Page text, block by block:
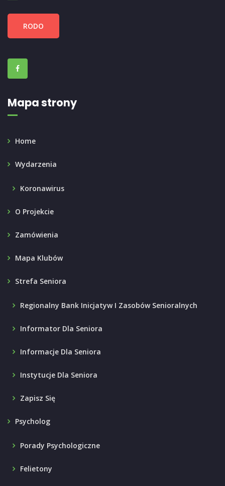
RODO
Mapa strony
Home
Wydarzenia
Koronawirus
O Projekcie
Zamówienia
Mapa Klubów
Strefa Seniora
Regionalny Bank Inicjatyw I Zasobów Senioralnych
Informator Dla Seniora
Informacje Dla Seniora
Instytucje Dla Seniora
Zapisz Się
Psycholog
Porady Psychologiczne
Felietony